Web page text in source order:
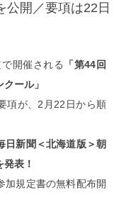
公開／要項は22日
開催される
「第44回
ール」
項が、2月22日から順
日新聞＜北海道版＞朝
表！
加規定書の無料配布開